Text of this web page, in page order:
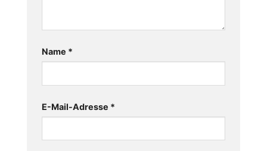
Name *
E-Mail-Adresse *